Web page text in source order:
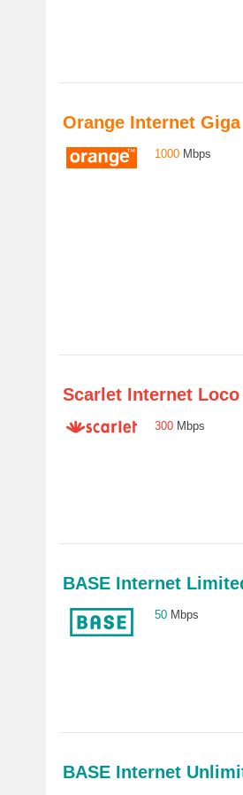
Orange Internet Giga
1000Mbps
Scarlet Internet
300Mbps
BASE Internet
50Mbps
BASE Internet